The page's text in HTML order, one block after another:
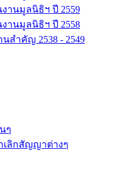
านมูลนิธิฯ ปี 2559
านมูลนิธิฯ ปี 2558
สำคัญ 2538 - 2549
ๆ
เลิกสัญญาต่างๆ